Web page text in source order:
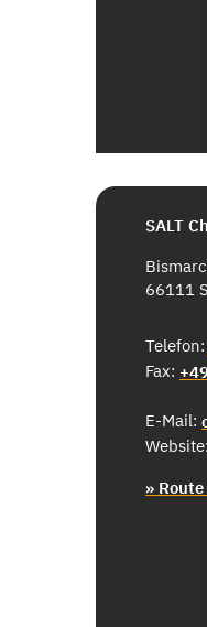
SALT
66111
Telefon:
Fax:
E-Mail:
Website:
»